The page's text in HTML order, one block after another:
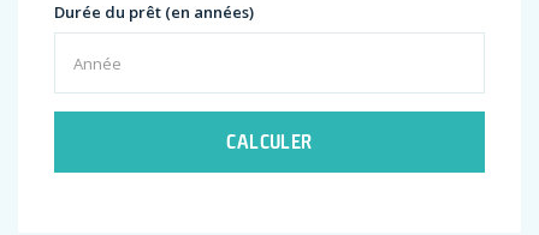
Durée du prêt (en années)
CALCULER